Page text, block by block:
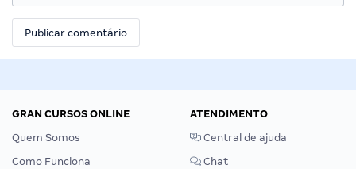
GRAN CURSOS ONLINE
Quem Somos
Como Funciona
ATENDIMENTO
Central de ajuda
Chat